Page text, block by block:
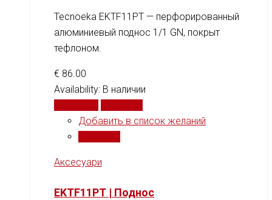
Tecnoeka EKTF11PT — перфорированный
алюминиевый поднос 1/1 GN, покрыт
тефлоном.
€ 86.00
Availability: В наличии
Добавить в список желаний
Аксесуари
EKTF11PT | Поднос